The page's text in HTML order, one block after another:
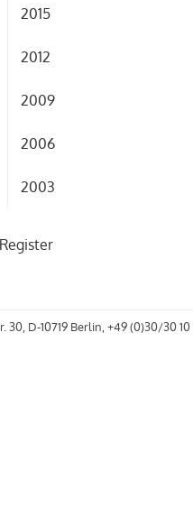
2015
2012
2009
2006
2003
Register
30, D-10719 Berlin, +49 (0)30/30